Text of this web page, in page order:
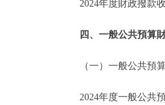
2024年度財政撥款
四、一般公共預算
（一）一般公共預
2024年度一般公共